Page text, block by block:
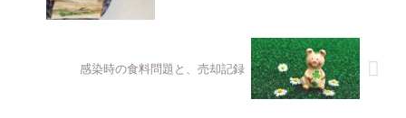
感染時の食料問題と、売却記録